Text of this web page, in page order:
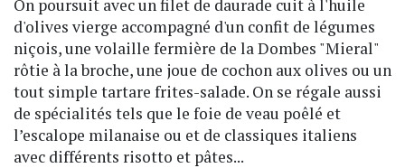
On poursuit avec un filet de daurade cuit à l'huile
d'olives vierge accompagné d'un confit de légumes
niçois, une volaille fermière de la Dombes "Mieral"
rôtie à la broche, une joue de cochon aux olives ou un
tout simple tartare frites-salade. On se régale aussi
de spécialités tels que le foie de veau poêlé et
l’escalope milanaise ou et de classiques italiens
avec différents risotto et pâtes...